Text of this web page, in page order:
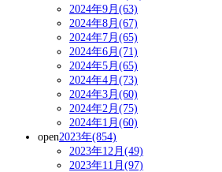
2024年9月(63)
2024年8月(67)
2024年7月(65)
2024年6月(71)
2024年5月(65)
2024年4月(73)
2024年3月(60)
2024年2月(75)
2024年1月(60)
open2023年(854)
2023年12月(49)
2023年11月(97)